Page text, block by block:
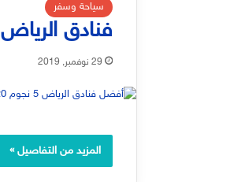
سياحة وسفر
فنادق الرياض 2022
29 نوفمبر, 2019
المزيد من التفاصيل »